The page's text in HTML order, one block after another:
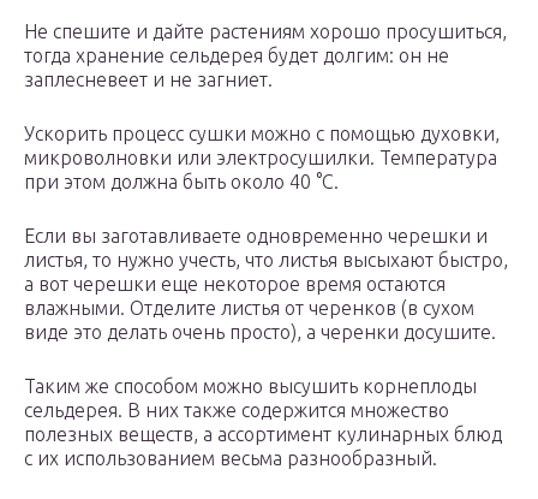
Не спешите и дайте растениям хорошо просушиться,
тогда хранение сельдерея будет долгим: он не
заплесневеет и не загниет.
Ускорить процесс сушки можно с помощью духовки,
микроволновки или электросушилки. Температура
при этом должна быть около 40 °С.
Если вы заготавливаете одновременно черешки и
листья, то нужно учесть, что листья высыхают быстро,
а вот черешки еще некоторое время остаются
влажными. Отделите листья от черенков (в сухом
виде это делать очень просто), а черенки досушите.
Таким же способом можно высушить корнеплоды
сельдерея. В них также содержится множество
полезных веществ, а ассортимент кулинарных блюд
с их использованием весьма разнообразный.